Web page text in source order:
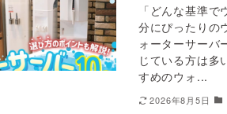
「どんな基準
分にぴったりの
ォーターサーバ
じている方は多
すめのウォ...
2026年8月5日